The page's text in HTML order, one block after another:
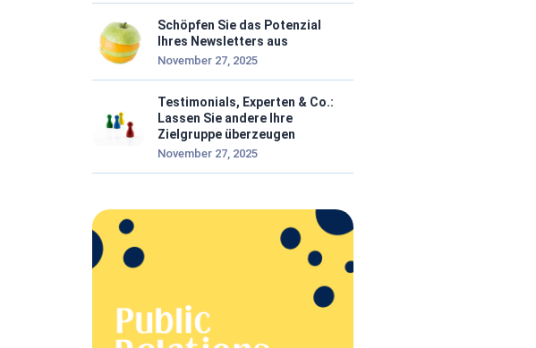
Schöpfen Sie das Potenzial
Ihres Newsletters aus
November 27, 2025
Testimonials, Experten & Co.:
Lassen Sie andere Ihre
Zielgruppe überzeugen
November 27, 2025